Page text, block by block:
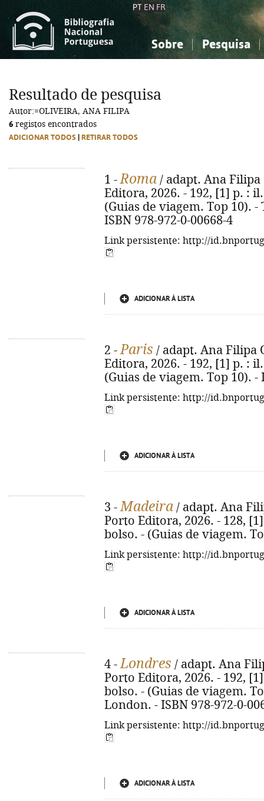
PT EN FR
Sobre Pesquisa
Ciências sociais...
Ciências sociais...
Resultado de pesquisa
Autor:=OLIVEIRA, ANA FILIPA
6 registos encontrados
ADICIONAR TODOS RETIRAR TODOS
1 -Roma / adapt. Ana Filipa
Editora, 2026. - 192, [1] p. :
(Guias de viagem. Top 10).
ISBN 978-972-0-00668-4
Link persistente: http://
ADICIONAR À LISTA
2 -Paris / adapt. Ana Filipa
Editora, 2026. - 192, [1] p. :
(Guias de viagem. Top 10). -
Link persistente: http://
ADICIONAR À LISTA
3 -Madeira / adapt. Ana
Porto Editora, 2026. - 128,
bolso. - (Guias de viagem.
Link persistente: http://
ADICIONAR À LISTA
4 -Londres / adapt. Ana
Porto Editora, 2026. - 192,
bolso. - (Guias de viagem.
London. - ISBN 978-972-0-
Link persistente: http://
ADICIONAR À LISTA